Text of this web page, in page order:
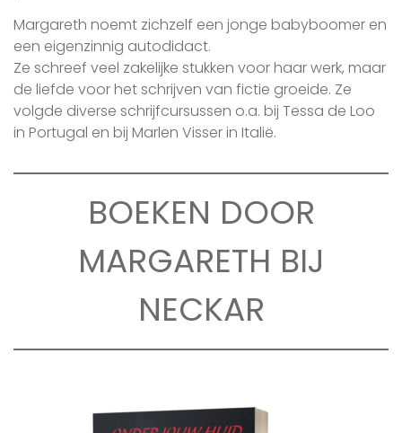
Margareth noemt zichzelf een jonge babyboomer en
een eigenzinnig autodidact.
Ze schreef veel zakelijke stukken voor haar werk, maar
de liefde voor het schrijven van fictie groeide. Ze
volgde diverse schrijfcursussen o.a. bij Tessa de Loo
in Portugal en bij Marlen Visser in Italië.
BOEKEN DOOR
MARGARETH BIJ
NECKAR